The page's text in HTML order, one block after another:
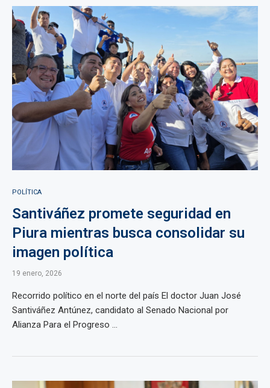
POLÍTICA
Santiváñez promete seguridad en
Piura mientras busca consolidar su
imagen política
19 enero, 2026
Recorrido político en el norte del país El doctor Juan José
Santiváñez Antúnez, candidato al Senado Nacional por
Alianza Para el Progreso ...